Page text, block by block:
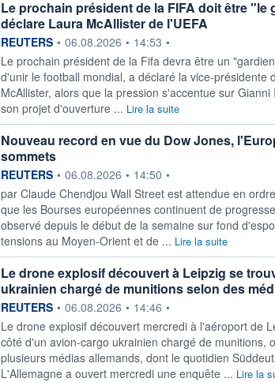
Le prochain président de la FIFA doit être "le
déclare Laura McAllister de l'UEFA
information fournie par
REUTERS • 06.08.2026 • 14:53 •
Le prochain président de ‌la Fifa devra être un
d'unir le football mondial, ​a déclaré la vice-présidente
McAllister, alors que la pression s'accentue sur
son projet d'ouverture ... Lire la suite
Nouveau record en vue du Dow Jones,
sommets
information fournie par
REUTERS • 06.08.2026 • 14:50 •
par Claude Chendjou Wall Street est attendue en
que les Bourses européennes continuent de
observé depuis le début de la semaine sur fond
tensions au Moyen-Orient et de ... Lire la suite
Le drone explosif découvert à Leipzig se
ukrainien chargé de munitions selon des
information fournie par
REUTERS • 06.08.2026 • 14:46 •
Le drone explosif ‌découvert mercredi à l'aéroport de
côté d'un avion-cargo ukrainien chargé de munitions,
plusieurs médias allemands, dont le quotidien
L'Allemagne a ouvert mercredi ​une enquête ... Lire la